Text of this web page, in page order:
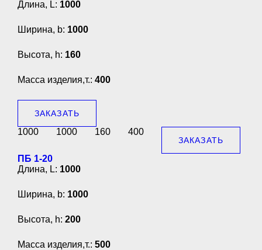
Длина, L: 1000
Ширина, b: 1000
Высота, h: 160
Масса изделия,т.: 400
ЗАКАЗАТЬ
1000 1000 160 400
ЗАКАЗАТЬ
ПБ 1-20
Длина, L: 1000
Ширина, b: 1000
Высота, h: 200
Масса изделия,т.: 500